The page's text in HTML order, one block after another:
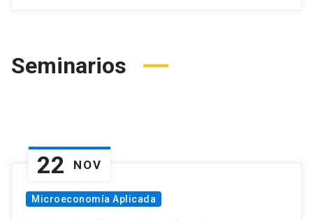
Seminarios
22 NOV
Microeconomía Aplicada